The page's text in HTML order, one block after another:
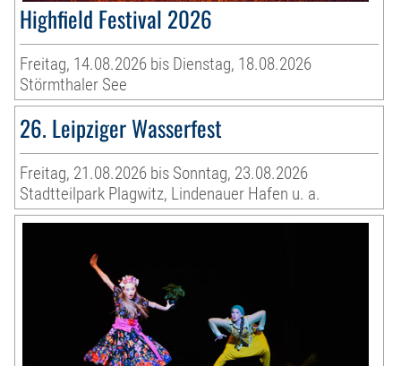
Highfield Festival 2026
Freitag, 14.08.2026 bis Dienstag, 18.08.2026
Störmthaler See
26. Leipziger Wasserfest
Freitag, 21.08.2026 bis Sonntag, 23.08.2026
Stadtteilpark Plagwitz, Lindenauer Hafen u. a.